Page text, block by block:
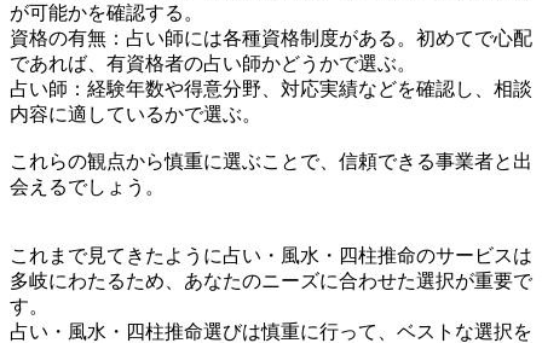
が可能かを確認する。
資格の有無：占い師には各種資格制度がある。初めてで心配
であれば、有資格者の占い師かどうかで選ぶ。
占い師：経験年数や得意分野、対応実績などを確認し、相談
内容に適しているかで選ぶ。
これらの観点から慎重に選ぶことで、信頼できる事業者と出
会えるでしょう。
これまで見てきたように占い・風水・四柱推命のサービスは
多岐にわたるため、あなたのニーズに合わせた選択が重要で
す。
占い・風水・四柱推命選びは慎重に行って、ベストな選択を